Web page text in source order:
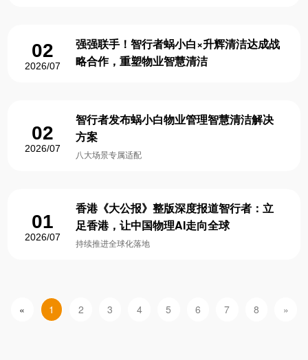
02
2026/07
强强联手！智行者蜗小白×升辉清洁达成战
略合作，重塑物业智慧清洁
02
2026/07
智行者发布蜗小白物业管理智慧清洁解决
方案
八大场景专属适配
01
2026/07
香港《大公报》整版深度报道智行者：立
足香港，让中国物理AI走向全球
持续推进全球化落地
« 1 2 3 4 5 6 7 8 »